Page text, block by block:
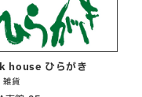
house ひらがき
雑貨